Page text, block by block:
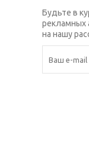
Будьте в
рекламных
на нашу